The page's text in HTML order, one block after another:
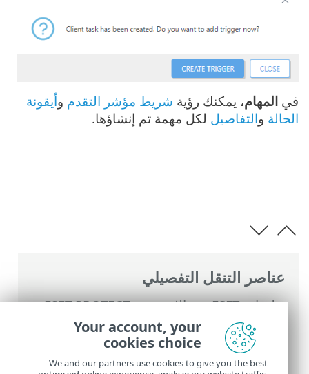
عناصر التنقل التفصيلي
تعليمات ESET عبر الإنترنت >
ESET PROTECT
>
استخدام ‎ESET PROTECT
>القائمة الرئيسية
ESET PROTECT
>المهام>مهام العميل
تنشيط المنتج
في المهام، يمكنك رؤية شريط مؤشر التقدم وأيقونة
الحالة والتفاصيل لكل مهمة تم إنشاؤها.
Your account, your
cookies choice
We and our partners use cookies to give you the best